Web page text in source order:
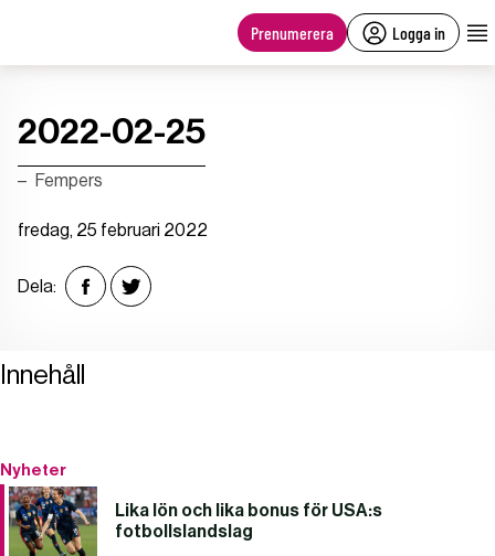
Prenumerera Logga in
2022-02-25
Fempers
fredag, 25 februari 2022
Dela:
Innehåll
Nyheter
Lika lön och lika bonus för USA:s
fotbollslandslag